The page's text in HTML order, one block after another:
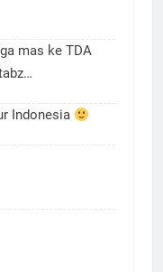
mas ke TDA